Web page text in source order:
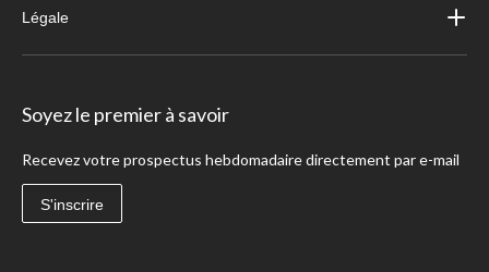
Légale
Soyez le premier à savoir
Recevez votre prospectus hebdomadaire directement par e-mail
S'inscrire